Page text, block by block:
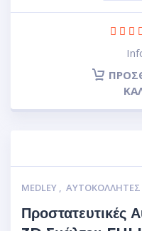
MEDLEY , ΑΥΤΟΚΌΛΛΗΤΕΣ
Προστατευτικές